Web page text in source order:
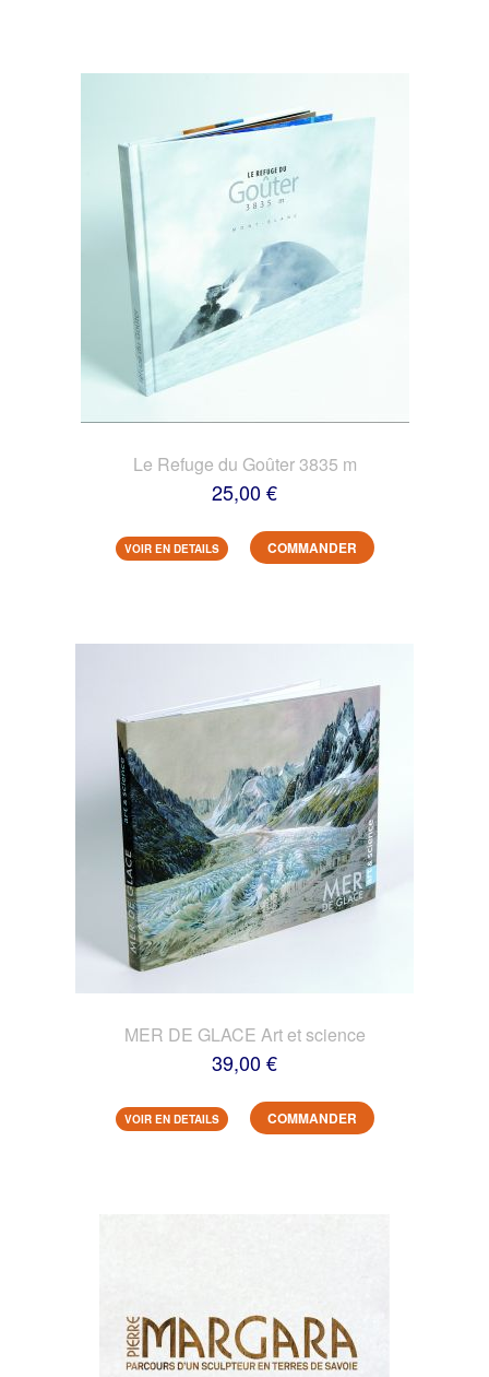
Le Refuge du Goûter 3835 m
25,00 €
VOIR EN DETAILS COMMANDER
MER DE GLACE Art et science
39,00 €
VOIR EN DETAILS COMMANDER